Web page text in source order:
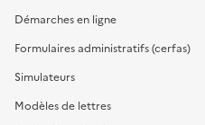
Démarches en ligne
Formulaires administratifs (cerfas)
Simulateurs
Modèles de lettres